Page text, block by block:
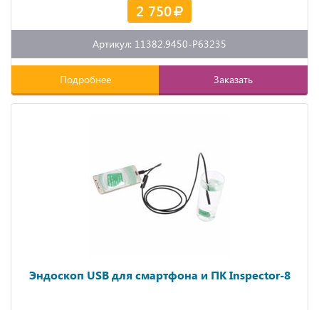
2 750
Артикул: 11382.9450-P63235
Подробнее Заказать
Эндоскоп USB для смартфона и ПК Inspector-8